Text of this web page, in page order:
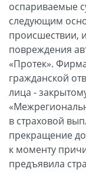
оспариваемые
следующим
происшествии,
повреждения
«Протек».
гражданской
лица -
в страховой
прекращение
к моменту
предъявила